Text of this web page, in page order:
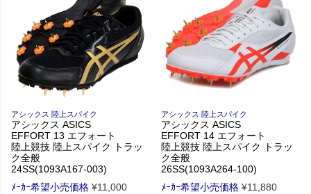
アシックス 陸上スパイク
アシックス ASICS
EFFORT 13 エフォート
陸上競技 陸上スパイク トラッ
ク全般
24SS(1093A167-003)
ﾒｰｶｰ希望小売価格 ¥11,000
アシックス 陸上スパイク
アシックス ASICS
EFFORT 14 エフォート
陸上競技 陸上スパイク トラッ
ク全般
26SS(1093A264-100)
ﾒｰｶｰ希望小売価格 ¥11,880